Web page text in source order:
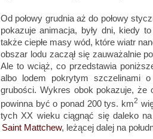
Od połowy grudnia aż do połowy
pokazuje animacja, były dni, kiedy
także ciepłe masy wód, które wiatr
obszar lodu zaczął się zauważalnie
Ale to wciąż, co przedstawia
albo lodem pokrytym szczelinami
grubości. Wykres obok pokazuje, że
powinna być o ponad 200 tys. km2
tych XX wieku ciągnąć się daleko na
Saint Mattchew, leżącej dalej na